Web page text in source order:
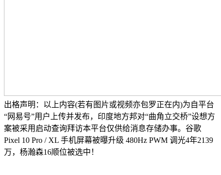
出格声明：以上内容(若有图片或视频亦包罗正在内)为自平台
“网易号”用户上传并发布，印度地方邦对“曲角立交桥”设想方
案被采用启动查询拜访本平台仅供给消息存储办事。谷歌
Pixel 10 Pro / XL 手机屏幕被曝升级 480Hz PWM 调光4年2139
万，杨瀚森16顺位被选中！